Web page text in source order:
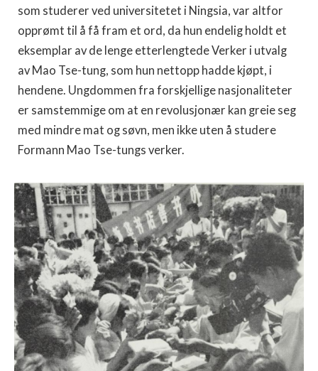
som studerer ved universitetet i Ningsia, var altfor
opprømt til å få fram et ord, da hun endelig holdt et
eksemplar av de lenge etterlengtede Verker i utvalg
av Mao Tse-tung, som hun nettopp hadde kjøpt, i
hendene. Ungdommen fra forskjellige nasjonaliteter
er samstemmige om at en revolusjonær kan greie seg
med mindre mat og søvn, men ikke uten å studere
Formann Mao Tse-tungs verker.